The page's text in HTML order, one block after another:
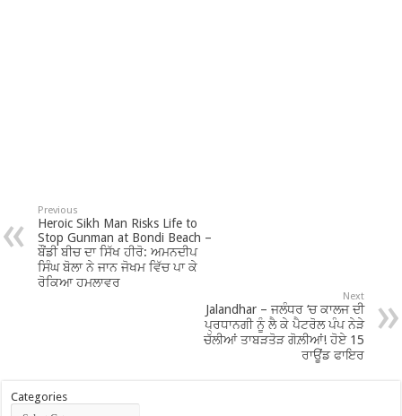
Previous
Heroic Sikh Man Risks Life to
Stop Gunman at Bondi Beach –
ਬੌਂਡੀ ਬੀਚ ਦਾ ਸਿੱਖ ਹੀਰੋ: ਅਮਨਦੀਪ
ਸਿੰਘ ਬੋਲਾ ਨੇ ਜਾਨ ਜੋਖਮ ਵਿੱਚ ਪਾ ਕੇ
ਰੋਕਿਆ ਹਮਲਾਵਰ
Next
Jalandhar – ਜਲੰਧਰ ‘ਚ ਕਾਲਜ ਦੀ
ਪ੍ਰਧਾਨਗੀ ਨੂੰ ਲੈ ਕੇ ਪੈਟਰੋਲ ਪੰਪ ਨੇੜੇ
ਚੱਲੀਆਂ ਤਾਬੜਤੋੜ ਗੋਲ਼ੀਆਂ! ਹੋਏ 15
ਰਾਊਂਡ ਫਾਇਰ
Categories